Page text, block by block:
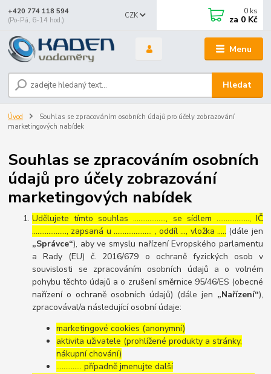
Menu
CZK
Hledat
+420 774 118 594
(Po-Pá, 6-14 hod.)
0 ks
za 0 Kč
Úvod
Souhlas se zpracováním osobních údajů pro účely zobrazování
marketingových nabídek
Souhlas se zpracováním osobních
údajů pro účely zobrazování
marketingových nabídek
Udělujete tímto souhlas ……………..., se sídlem ………………, IČ
………………., zapsaná u ………………… , oddíl …, vložka ….. (dále jen
„Správce“), aby ve smyslu nařízení Evropského parlamentu
a Rady (EU) č. 2016/679 o ochraně fyzických osob v
souvislosti se zpracováním osobních údajů a o volném
pohybu těchto údajů a o zrušení směrnice 95/46/ES (obecné
nařízení o ochraně osobních údajů) (dále jen „Nařízení“),
zpracovával/a následující osobní údaje:
marketingové cookies (anonymní)
aktivita uživatele (prohlížené produkty a stránky,
nákupní chování)
………….. případně jmenujte další